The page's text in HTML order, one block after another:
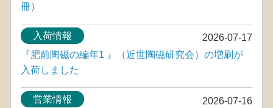
冊）
2026-07-17
入荷情報
『肥前陶磁の編年1 』（近世陶磁研究会）の増刷が
入荷しました
2026-07-16
営業情報